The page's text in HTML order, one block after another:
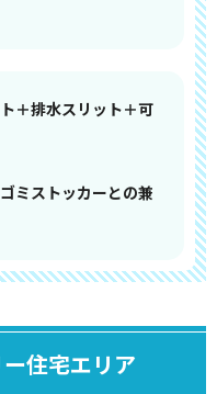
＋排水スリット＋可
ミストッカーとの兼
住宅エリア